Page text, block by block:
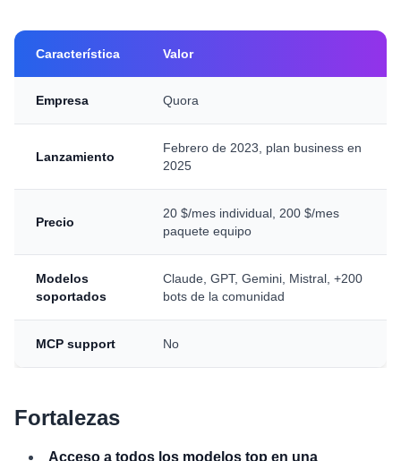
Característica Valor
Empresa Quora
Lanzamiento
Febrero de 2023, plan business en
2025
Precio
20 $/mes individual, 200 $/mes
paquete equipo
Modelos
soportados
Claude, GPT, Gemini, Mistral, +200
bots de la comunidad
MCP support No
Fortalezas
Acceso a todos los modelos top en una